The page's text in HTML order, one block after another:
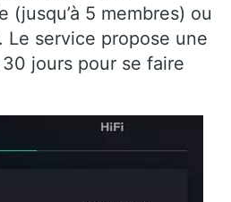
(jusqu’à 5 membres) ou
Le service propose une
30 jours pour se faire